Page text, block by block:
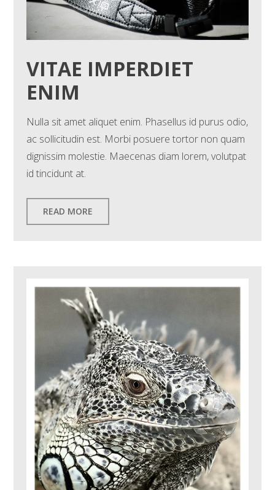
VITAE IMPERDIET
ENIM
Nulla sit amet aliquet enim. Phasellus id purus odio,
ac sollicitudin est. Morbi posuere tortor non quam
dignissim molestie. Maecenas diam lorem, volutpat
id tincidunt at.
READ MORE